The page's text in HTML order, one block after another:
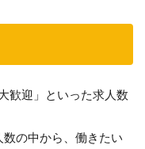
歓迎」といった求人数
の中から、働きたい